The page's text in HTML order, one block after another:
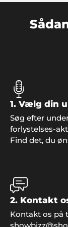
Jeanne,
"Godt med
nogen. Vi
Sonja &
"Det er
en fest og
1. Vælg din
Søg efter
forlystelses-
Find det, du
2. Kontakt
Kontakt os på